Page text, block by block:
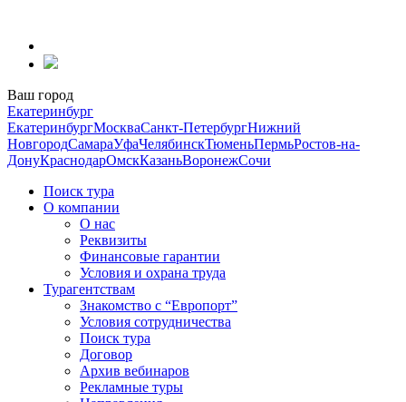
содержанию
Ваш город
Екатеринбург
ЕкатеринбургМоскваСанкт-ПетербургНижний
НовгородСамараУфаЧелябинскТюменьПермьРостов-на-
ДонуКраснодарОмскКазаньВоронежСочи
Поиск тура
О компании
О нас
Реквизиты
Финансовые гарантии
Условия и охрана труда
Турагентствам
Знакомство с “Европорт”
Условия сотрудничества
Поиск тура
Договор
Архив вебинаров
Рекламные туры